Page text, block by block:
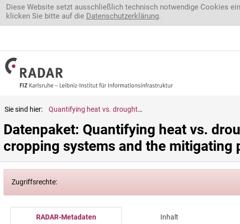
Direkt zum Inhalt
Diese Website setzt ausschließlich technisch notwendige Cookies
klicken Sie bitte auf die Datenschutzerklärung.
Sie sind hier: Quantifying heat vs. drought-induced yield decline of German cropping systems and the mitigating potential of irrigation
Datenpaket: Quantifying heat vs.
cropping systems and the mitigating
Zugriffsrechte:
RADAR-Metadaten Inhalt